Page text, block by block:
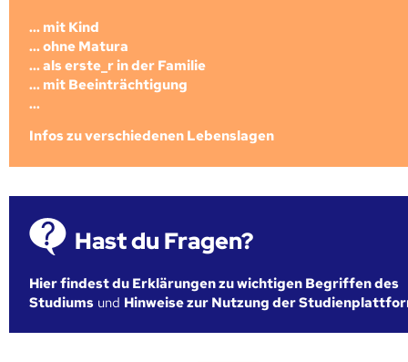
... mit Kind
... ohne Matura
... als erste_r in der Familie
... mit Beeinträchtigung
...
Infos zu verschiedenen Lebenslagen
Hast du Fragen?
Hier findest du Erklärungen zu wichtigen Begriffen des
Studiums und Hinweise zur Nutzung der